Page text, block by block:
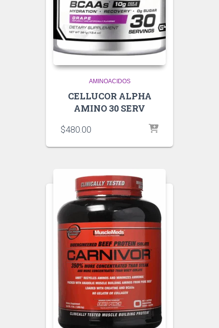
AMINOACIDOS
CELLUCOR ALPHA
AMINO 30 SERV
$480.00